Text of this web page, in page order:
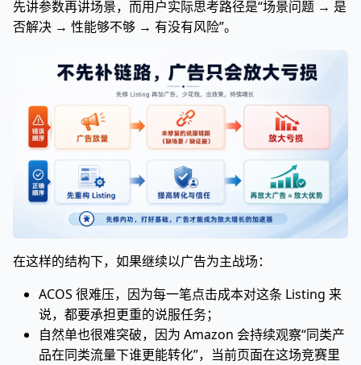
先讲参数再讲场景，而用户实际思考路径是“场景问题 → 是
否解决 → 性能够不够 → 有没有风险”。
在这样的结构下，如果继续以广告为主战场：
ACOS 很难压，因为每一笔点击成本对这条 Listing 来
说，都要承担更重的说服任务；
自然单也很难突破，因为 Amazon 会持续观察“同类产
品在同类流量下谁更能转化”，当前页面在这场竞赛里